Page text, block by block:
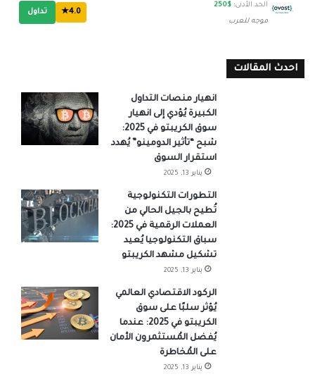
الحد الأدنى: $250
موجه للعرب
4.0★ تداول
احدث المقالات
انهيار منصات التداول
الكبيرة يُؤدي إلى انهيار
سوق الكريبتو في 2025:
شبح “تأثير الدومينو” يُهدد
استقرار السوق
يناير 13, 2025
التطورات التكنولوجية
تُطيح بالجيل الحالي من
العملات الرقمية في 2025:
سباق التكنولوجيا يُعيد
تشكيل مشهد الكريبتو
يناير 13, 2025
الركود الاقتصادي العالمي
يُؤثر سلبًا على سوق
الكريبتو في 2025: عندما
يُفضل المُستثمرون الأمان
على المُخاطرة
يناير 13, 2025